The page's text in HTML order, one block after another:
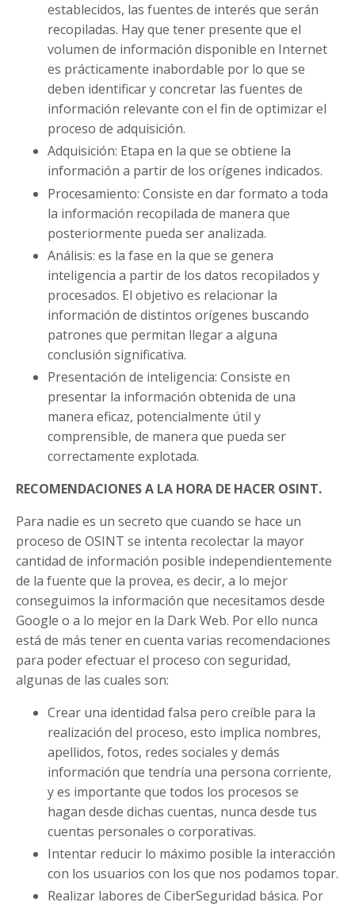
establecidos, las fuentes de interés que serán
recopiladas. Hay que tener presente que el
volumen de información disponible en Internet
es prácticamente inabordable por lo que se
deben identificar y concretar las fuentes de
información relevante con el fin de optimizar el
proceso de adquisición.
Adquisición: Etapa en la que se obtiene la
información a partir de los orígenes indicados.
Procesamiento: Consiste en dar formato a toda
la información recopilada de manera que
posteriormente pueda ser analizada.
Análisis: es la fase en la que se genera
inteligencia a partir de los datos recopilados y
procesados. El objetivo es relacionar la
información de distintos orígenes buscando
patrones que permitan llegar a alguna
conclusión significativa.
Presentación de inteligencia: Consiste en
presentar la información obtenida de una
manera eficaz, potencialmente útil y
comprensible, de manera que pueda ser
correctamente explotada.
RECOMENDACIONES A LA HORA DE HACER OSINT.
Para nadie es un secreto que cuando se hace un
proceso de OSINT se intenta recolectar la mayor
cantidad de información posible independientemente
de la fuente que la provea, es decir, a lo mejor
conseguimos la información que necesitamos desde
Google o a lo mejor en la Dark Web. Por ello nunca
está de más tener en cuenta varias recomendaciones
para poder efectuar el proceso con seguridad,
algunas de las cuales son:
Crear una identidad falsa pero creíble para la
realización del proceso, esto implica nombres,
apellidos, fotos, redes sociales y demás
información que tendría una persona corriente,
y es importante que todos los procesos se
hagan desde dichas cuentas, nunca desde tus
cuentas personales o corporativas.
Intentar reducir lo máximo posible la interacción
con los usuarios con los que nos podamos topar.
Realizar labores de CiberSeguridad básica. Por